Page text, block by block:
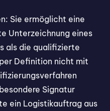
Sie ermöglicht eine
Unterzeichnung eines
als die qualifizierte
Definition nicht mit
Signatur
ein Logistikauftrag aus